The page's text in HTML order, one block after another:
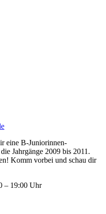
eine B-Juniorinnen-
Jahrgänge 2009 bis 2011.
Komm vorbei und schau dir
– 19:00 Uhr